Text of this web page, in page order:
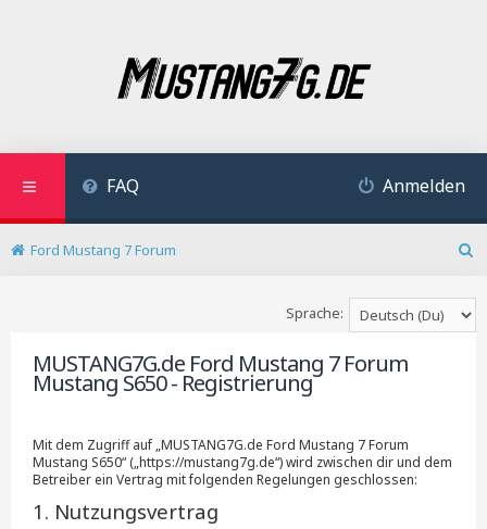
FAQ Anmelden
Ford Mustang 7 Forum
Sprache:
MUSTANG7G.de Ford Mustang 7 Forum
Mustang S650 - Registrierung
Mit dem Zugriff auf „MUSTANG7G.de Ford Mustang 7 Forum
Mustang S650“ („https://mustang7g.de“) wird zwischen dir und dem
Betreiber ein Vertrag mit folgenden Regelungen geschlossen:
1. Nutzungsvertrag